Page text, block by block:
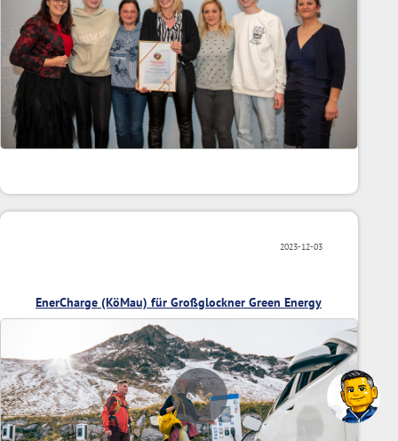
2023-12-03
EnerCharge (KöMau) für Großglockner Green Energy